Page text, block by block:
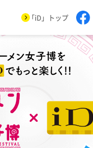
「iD」トップ